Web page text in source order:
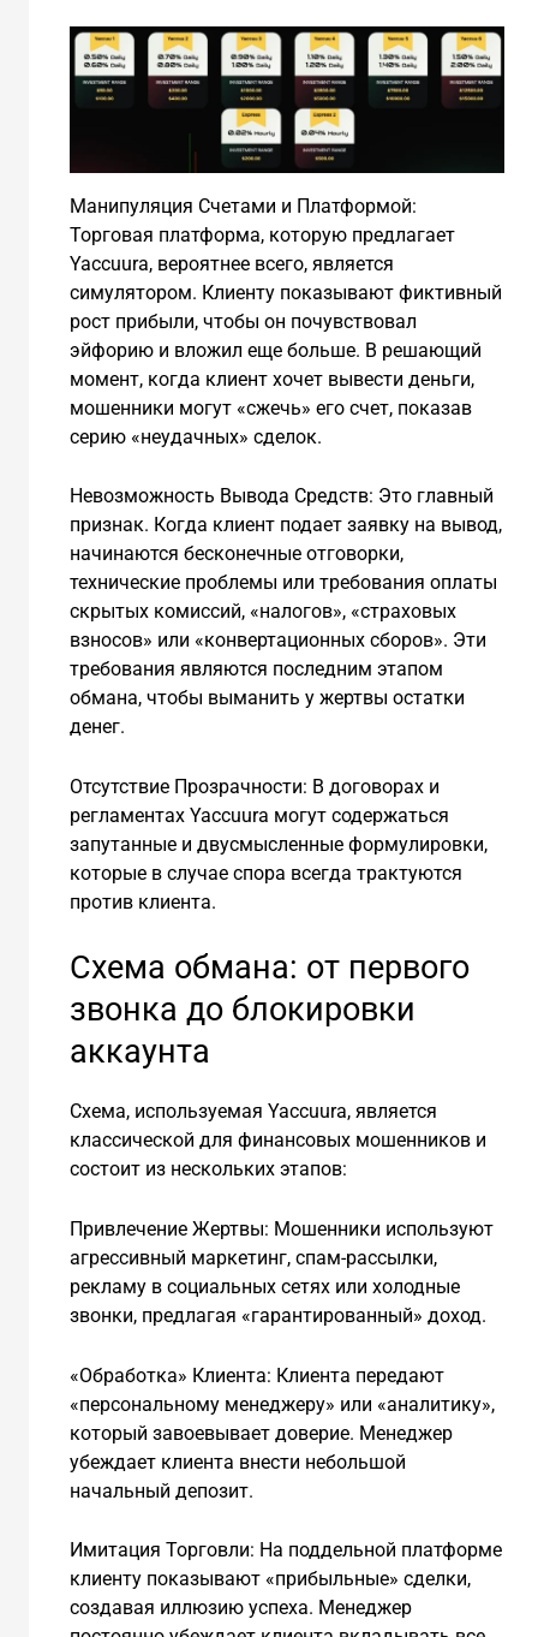
Манипуляция Счетами и Платформой:
Торговая платформа, которую предлагает
Yaccuura, вероятнее всего, является
симулятором. Клиенту показывают фиктивный
рост прибыли, чтобы он почувствовал
эйфорию и вложил еще больше. В решающий
момент, когда клиент хочет вывести деньги,
мошенники могут «сжечь» его счет, показав
серию «неудачных» сделок.
Невозможность Вывода Средств: Это главный
признак. Когда клиент подает заявку на вывод,
начинаются бесконечные отговорки,
технические проблемы или требования оплаты
скрытых комиссий, «налогов», «страховых
взносов» или «конвертационных сборов». Эти
требования являются последним этапом
обмана, чтобы выманить у жертвы остатки
денег.
Отсутствие Прозрачности: В договорах и
регламентах Yaccuura могут содержаться
запутанные и двусмысленные формулировки,
которые в случае спора всегда трактуются
против клиента.
Схема обмана: от первого
звонка до блокировки
аккаунта
Схема, используемая Yaccuura, является
классической для финансовых мошенников и
состоит из нескольких этапов:
Привлечение Жертвы: Мошенники используют
агрессивный маркетинг, спам-рассылки,
рекламу в социальных сетях или холодные
звонки, предлагая «гарантированный» доход.
«Обработка» Клиента: Клиента передают
«персональному менеджеру» или «аналитику»,
который завоевывает доверие. Менеджер
убеждает клиента внести небольшой
начальный депозит.
Имитация Торговли: На поддельной платформе
клиенту показывают «прибыльные» сделки,
создавая иллюзию успеха. Менеджер